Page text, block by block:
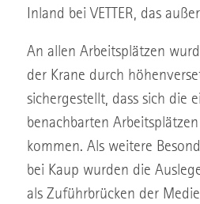
Inland bei VETTER, das
An allen Arbeitsplätzen
der Krane durch
sichergestellt, dass sich die
benachbarten
kommen. Als weitere
bei Kaup wurden die
als Zuführbrücken der